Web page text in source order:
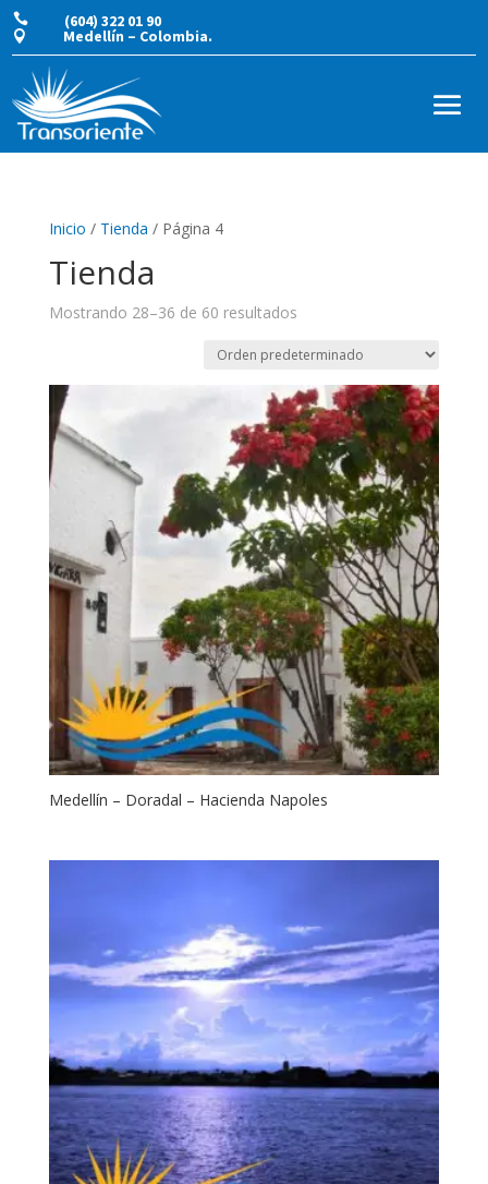
 (604) 322 01 90
 Medellín – Colombia.
Inicio / Tienda / Página 4
Tienda
Mostrando 28–36 de 60 resultados
Medellín – Doradal – Hacienda Napoles